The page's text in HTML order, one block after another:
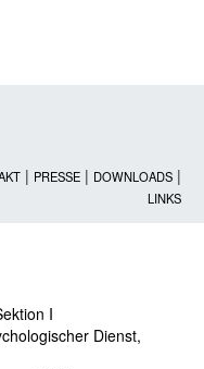
| PRESSE | DOWNLOADS |
LINKS
I
Dienst,